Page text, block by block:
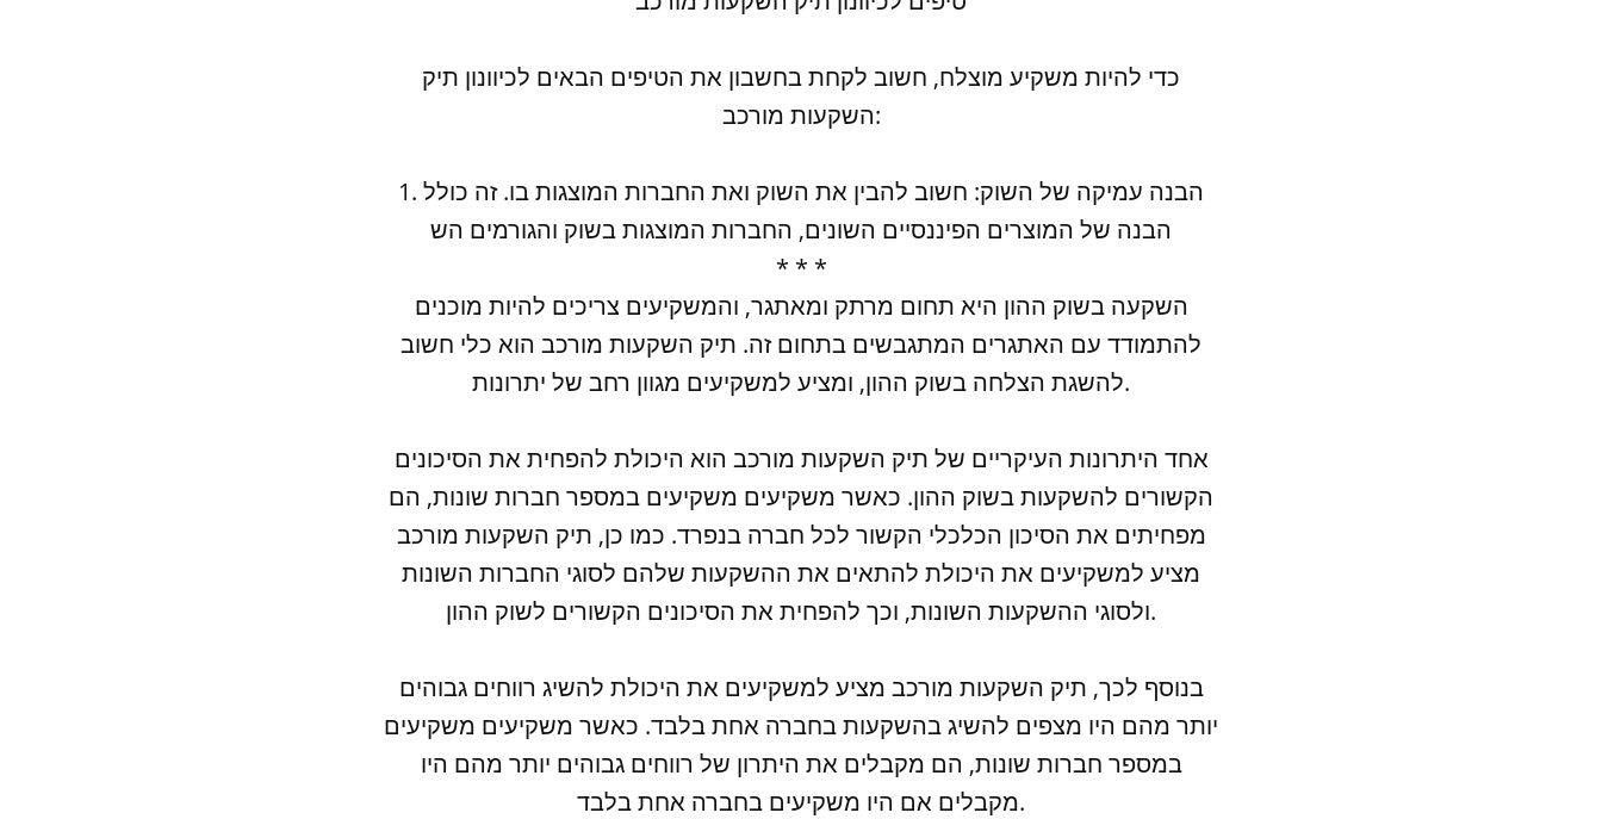
כדי להיות משקיע מוצלח, חשוב לקחת בחשבון את הטיפים הבאים לכיוונון תיק
השקעות מורכב:
1. הבנה עמיקה של השוק: חשוב להבין את השוק ואת החברות המוצגות בו. זה כולל
הבנה של המוצרים הפיננסיים השונים, החברות המוצגות בשוק והגורמים הש
* * *
השקעה בשוק ההון היא תחום מרתק ומאתגר, והמשקיעים צריכים להיות מוכנים
להתמודד עם האתגרים המתגבשים בתחום זה. תיק השקעות מורכב הוא כלי חשוב
להשגת הצלחה בשוק ההון, ומציע למשקיעים מגוון רחב של יתרונות.
אחד היתרונות העיקריים של תיק השקעות מורכב הוא היכולת להפחית את הסיכונים
הקשורים להשקעות בשוק ההון. כאשר משקיעים משקיעים במספר חברות שונות, הם
מפחיתים את הסיכון הכלכלי הקשור לכל חברה בנפרד. כמו כן, תיק השקעות מורכב
מציע למשקיעים את היכולת להתאים את ההשקעות שלהם לסוגי החברות השונות
ולסוגי ההשקעות השונות, וכך להפחית את הסיכונים הקשורים לשוק ההון.
בנוסף לכך, תיק השקעות מורכב מציע למשקיעים את היכולת להשיג רווחים גבוהים
יותר מהם היו מצפים להשיג בהשקעות בחברה אחת בלבד. כאשר משקיעים משקיעים
במספר חברות שונות, הם מקבלים את היתרון של רווחים גבוהים יותר מהם היו
מקבלים אם היו משקיעים בחברה אחת בלבד.